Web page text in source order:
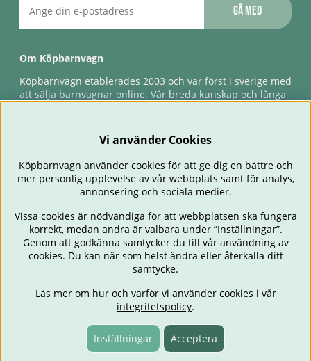
Fri frakt över 499:-
Gå med
Om Köpbarnvagn
Köpbarnvagn etablerades 2003 och var först i sverige med
att sälja barnvagnar online. Vår breda kunskap och långa
förlossningsgaranti & förlängd ångerrätt.
BARNVAGNAR BILSTOLAR BABY ÄTA & MATA
RESA
OUTLET
PRESENTTIPS
Vi använder Cookies
Köpbarnvagn använder cookies för att ge dig en bättre och
mer personlig upplevelse av vår webbplats samt för analys,
annonsering och sociala medier.
Vissa cookies är nödvändiga för att webbplatsen ska fungera
korrekt, medan andra är valbara under ”Inställningar”.
Genom att godkänna samtycker du till vår användning av
cookies. Du kan när som helst ändra eller återkalla ditt
samtycke.
Läs mer om hur och varför vi använder cookies i vår
integritetspolicy.
Inställningar Acceptera